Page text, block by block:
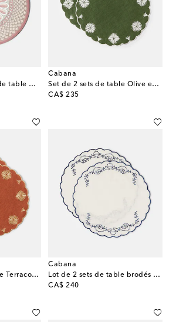
Ensemble de 2 sets de table Disk
Cabana
Set de 2 sets de table Olive en lin et coton
CA$ 235
original price
Set de 2 sets de table Terracotta en lin et coton
Cabana
Lot de 2 sets de table brodés en lin
CA$ 240
original price